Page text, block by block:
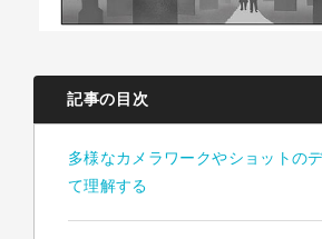
記事の目次
多様なカメラワークやショットの
て理解する